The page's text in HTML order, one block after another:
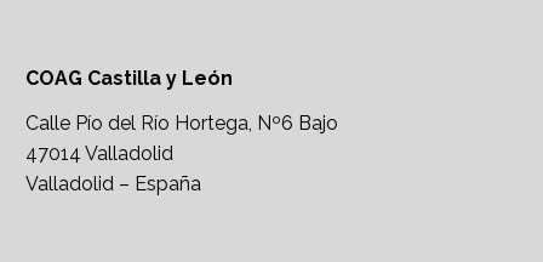
COAG Castilla y León
Calle Pío del Río Hortega, Nº6 Bajo
47014 Valladolid
Valladolid – España